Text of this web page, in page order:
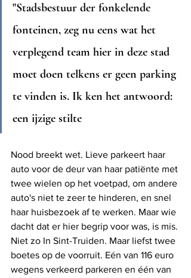
"Stadsbestuur der fonkelende
fonteinen, zeg nu eens wat het
verplegend team hier in deze stad
moet doen telkens er geen parking
te vinden is. Ik ken het antwoord:
een ijzige stilte
Nood breekt wet. Lieve parkeert haar
auto voor de deur van haar patiënte met
twee wielen op het voetpad, om andere
auto's niet te zeer te hinderen, en snel
haar huisbezoek af te werken. Maar wie
dacht dat er hier begrip voor was, is mis.
Niet zo In Sint-Truiden. Maar liefst twee
boetes op de voorruit. Eén van 116 euro
wegens verkeerd parkeren en één van